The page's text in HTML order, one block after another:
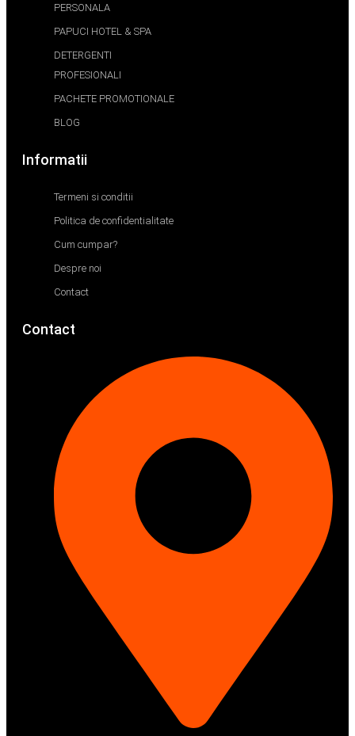
PERSONALA
PAPUCI HOTEL & SPA
DETERGENTI
PROFESIONALI
PACHETE PROMOTIONALE
BLOG
Informatii
Termeni si conditii
Politica de confidentialitate
Cum cumpar?
Despre noi
Contact
Contact